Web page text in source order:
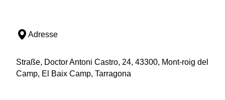
Adresse
Straße, Doctor Antoni Castro, 24, 43300, Mont-roig del
Camp, El Baix Camp, Tarragona